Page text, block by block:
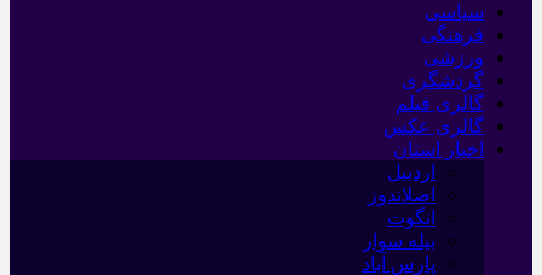
سیاسی
فرهنگی
ورزشی
گردشگری
گالری فیلم
گالری عکس
اخبار استان
اردبیل
اصلاندوز
انگوت
بیله سوار
پارس آباد